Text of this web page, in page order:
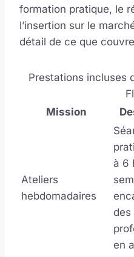
formation pratique, le
l’insertion sur le
détail de ce que
Prestations incluses
Mission
Ateliers
hebdomadaires
à 6
des
en